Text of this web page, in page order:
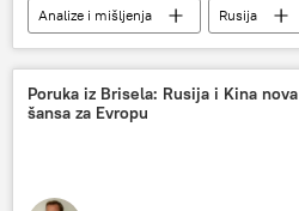
Analize i mišljenja Rusija
Svet
Intervjui
Poruka iz Brisela: Rusija i Kina nova
šansa za Evropu